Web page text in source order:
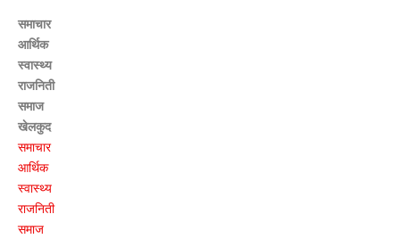
समाचार
आर्थिक
स्वास्थ्य
राजनिती
समाज
खेलकुद
समाचार
आर्थिक
स्वास्थ्य
राजनिती
समाज